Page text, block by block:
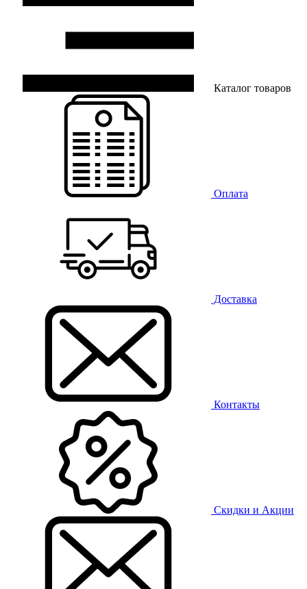
Каталог товаров
Оплата
Доставка
Контакты
Скидки и Акции